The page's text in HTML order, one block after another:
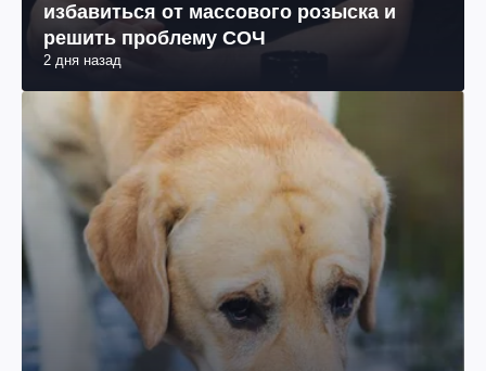
избавиться от массового розыска и
решить проблему СОЧ
2 дня назад